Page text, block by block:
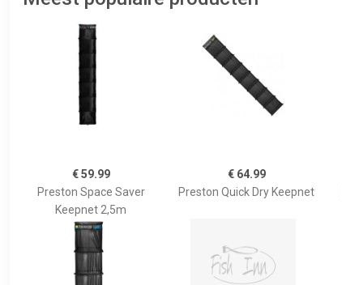
€ 59.99
Preston Space Saver
Keepnet 2,5m
€ 64.99
Preston Quick Dry Keepnet